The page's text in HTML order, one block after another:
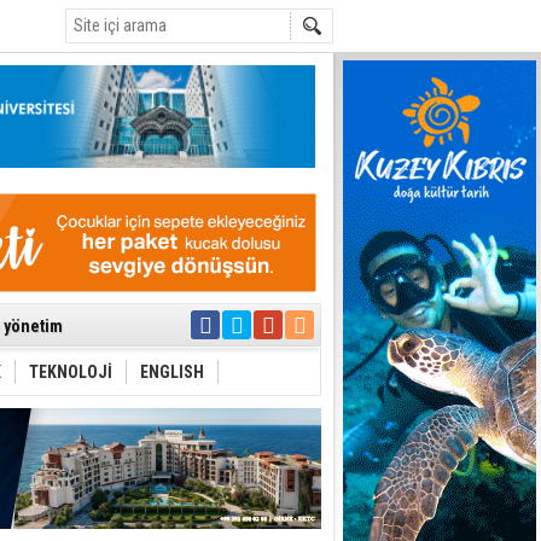
yönetim
arasında
Yasası
TEKNOLOJİ ENGLISH